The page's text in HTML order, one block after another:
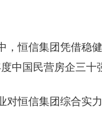
，恒信集团凭借稳
中国民营房企三十
对恒信集团综合实